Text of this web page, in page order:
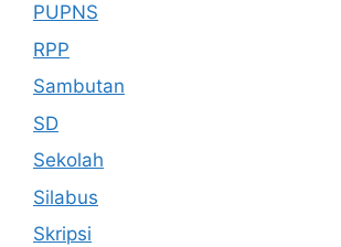
PUPNS
RPP
Sambutan
SD
Sekolah
Silabus
Skripsi